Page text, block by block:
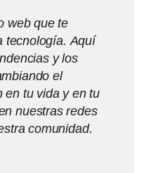
web que te
tecnología. Aquí
y los
el
en tu vida y en tu
nuestras redes
comunidad.